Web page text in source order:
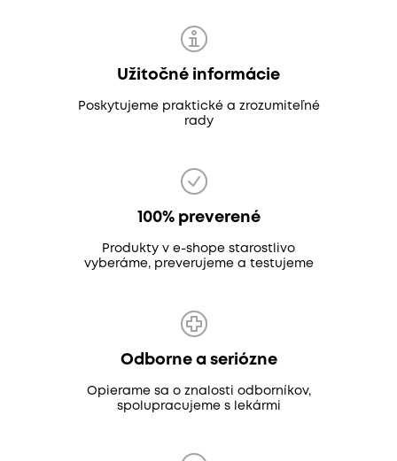
Užitočné informácie
Poskytujeme praktické a zrozumiteľné
rady
100% preverené
Produkty v e-shope starostlivo
vyberáme, preverujeme a testujeme
Odborne a seriózne
Opierame sa o znalosti odborníkov,
spolupracujeme s lekármi